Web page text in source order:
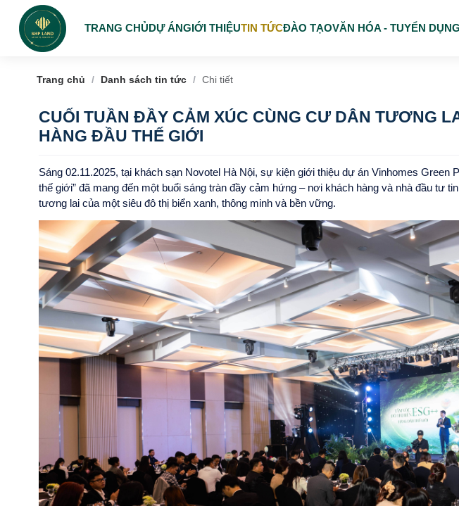
TRANG CHỦDỰ ÁNGIỚI THIỆUTIN TỨCĐÀO TẠOVĂN HÓA - TUYỂN DỤNG
Trang chủ / Danh sách tin tức / Chi tiết
CUỐI TUẦN ĐẦY CẢM XÚC CÙNG CƯ DÂN TƯƠNG
HÀNG ĐẦU THẾ GIỚI
Sáng 02.11.2025, tại khách sạn Novotel Hà Nội, sự kiện giới thiệu dự án Vinhomes Green
thế giới” đã mang đến một buổi sáng tràn đầy cảm hứng – nơi khách hàng và nhà đầu tư
tương lai của một siêu đô thị biển xanh, thông minh và bền vững.